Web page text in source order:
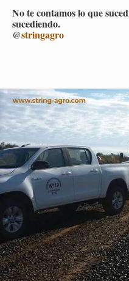
No te con­ta­mos lo que
su­ce­dien­do.
@strin­ga­gro